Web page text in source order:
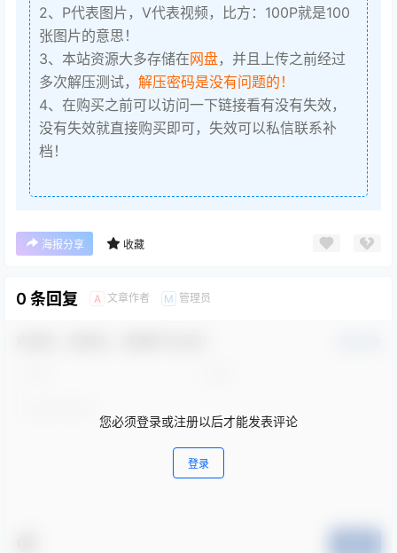
2、P代表图片，V代表视频，比方：100P就是100
张图片的意思！
3、本站资源大多存储在网盘，并且上传之前经过
多次解压测试， 解压密码是没有问题的！
4、在购买之前可以访问一下链接看有没有失效，
没有失效就直接购买即可，失效可以私信联系补
档！
海报分享 收藏
0 条回复 A 文章作者 M 管理员
您必须登录或注册以后才能发表评论
登录